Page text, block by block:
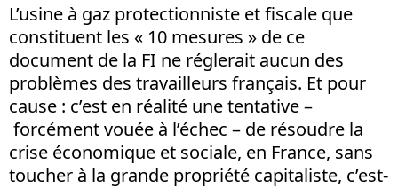
L’usine à gaz protectionniste et fiscale que
constituent les « 10 mesures » de ce
document de la FI ne réglerait aucun des
problèmes des travailleurs français. Et pour
cause : c’est en réalité une tentative –
forcément vouée à l’échec – de résoudre la
crise économique et sociale, en France, sans
toucher à la grande propriété capitaliste, c’est-